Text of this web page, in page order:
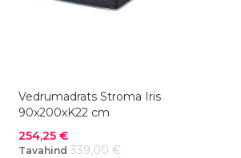
Vedrumadrats Stroma Iris
90x200xK22 cm
Soodushind
254,25 €
Tavahind 339,00 €